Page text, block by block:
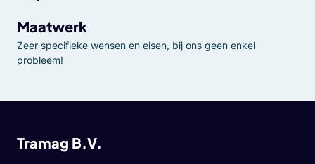
Maatwerk
Zeer specifieke wensen en eisen, bij ons geen enkel
probleem!
Tramag B.V.